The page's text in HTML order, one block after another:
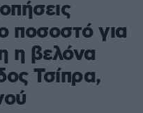
ποσοστό για
η βελόνα
Τσίπρα,